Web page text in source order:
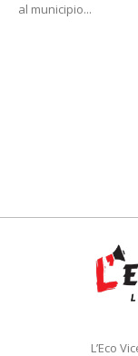
al municipio...
L’Eco